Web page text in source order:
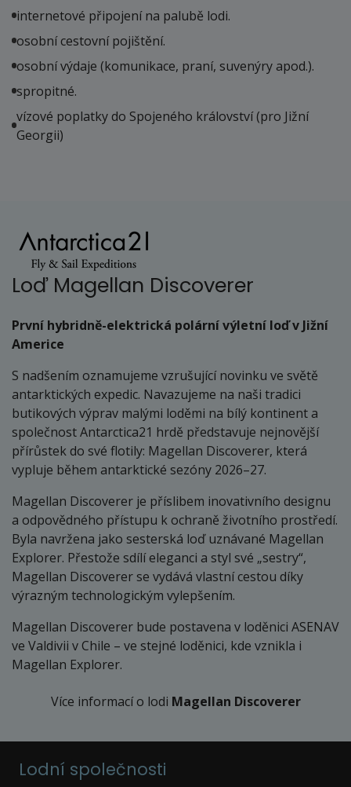
internetové připojení na palubě lodi.
osobní cestovní pojištění.
osobní výdaje (komunikace, praní, suvenýry apod.).
spropitné.
vízové poplatky do Spojeného království (pro Jižní
Georgii)
Loď Magellan Discoverer
První hybridně-elektrická polární výletní loď v Jižní
Americe
S nadšením oznamujeme vzrušující novinku ve světě
antarktických expedic. Navazujeme na naši tradici
butikových výprav malými loděmi na bílý kontinent a
společnost Antarctica21 hrdě představuje nejnovější
přírůstek do své flotily: Magellan Discoverer, která
vypluje během antarktické sezóny 2026–27.
Magellan Discoverer je příslibem inovativního designu
a odpovědného přístupu k ochraně životního prostředí.
Byla navržena jako sesterská loď uznávané Magellan
Explorer. Přestože sdílí eleganci a styl své „sestry“,
Magellan Discoverer se vydává vlastní cestou díky
výrazným technologickým vylepšením.
Magellan Discoverer bude postavena v loděnici ASENAV
ve Valdivii v Chile – ve stejné loděnici, kde vznikla i
Magellan Explorer.
Více informací o lodi Magellan Discoverer
Lodní společnosti